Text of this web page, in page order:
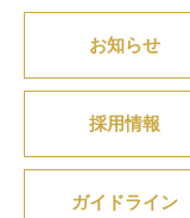
お知らせ
採用情報
ガイドライン